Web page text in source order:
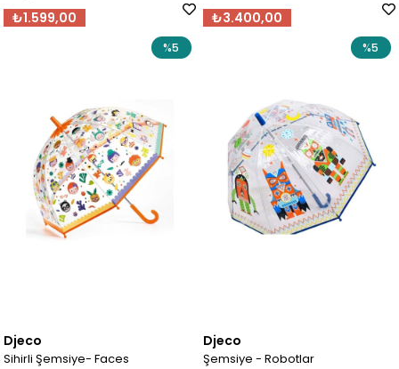
₺1.599,00 ₺3.400,00
Djeco
Sihirli Şemsiye- Faces
%5
Djeco
Şemsiye - Robotlar
%5